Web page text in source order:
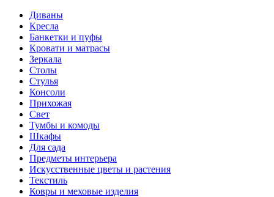
Диваны
Кресла
Банкетки и пуфы
Кровати и матрасы
Зеркала
Столы
Стулья
Консоли
Прихожая
Свет
Тумбы и комоды
Шкафы
Для сада
Предметы интерьера
Искусственные цветы и растения
Текстиль
Ковры и меховые изделия